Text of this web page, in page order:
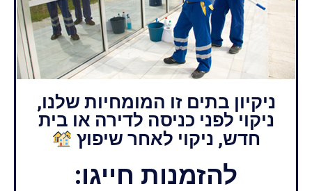
ניקיון בתים זו המומחיות שלנו,
ניקוי לפני כניסה לדירה או בית
חדש, ניקוי לאחר שיפוץ
להזמנות חייגו: